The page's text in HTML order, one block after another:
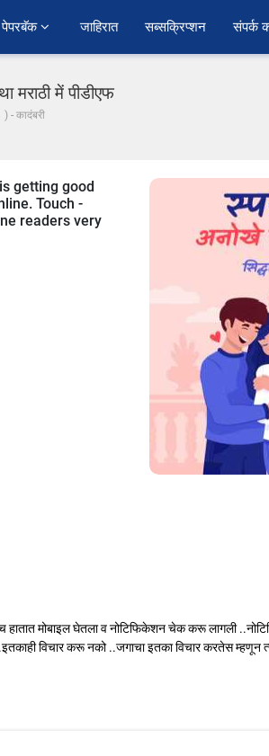
पेपरबॅक जाहिरात सब्सक्रिप्शन संपर्क
मराठी में पीडीएफ
- कादंबरी
getting good
Touch -
readers very
हातात मोबाइल घेतला व नोटिफिकेशन चेक करू लागली
विचार करू नको ..जगाचा इतका विचार करतेस म्हणून